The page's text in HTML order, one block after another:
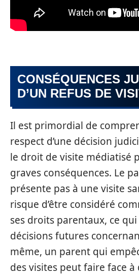
CONSÉQUENCES
D’UN REFUS DE
Il est primordial de
respect d’une décision
le droit de visite médiatisé
graves conséquences. Le
présente pas à une visite
risque d’être considéré
ses droits parentaux, ce
décisions futures
même, un parent qui
des visites peut faire face